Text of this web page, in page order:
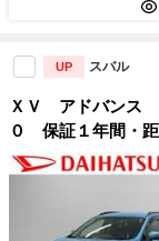
UP スバル
ＸＶ アドバンス
０ 保証１年間・
電動シート 前後
ブラインドスポッ